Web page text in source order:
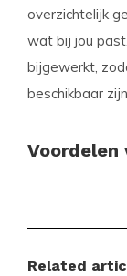
overzichtelijk
wat bij jou
bijgewerkt,
beschikbaar
Voordelen
Related